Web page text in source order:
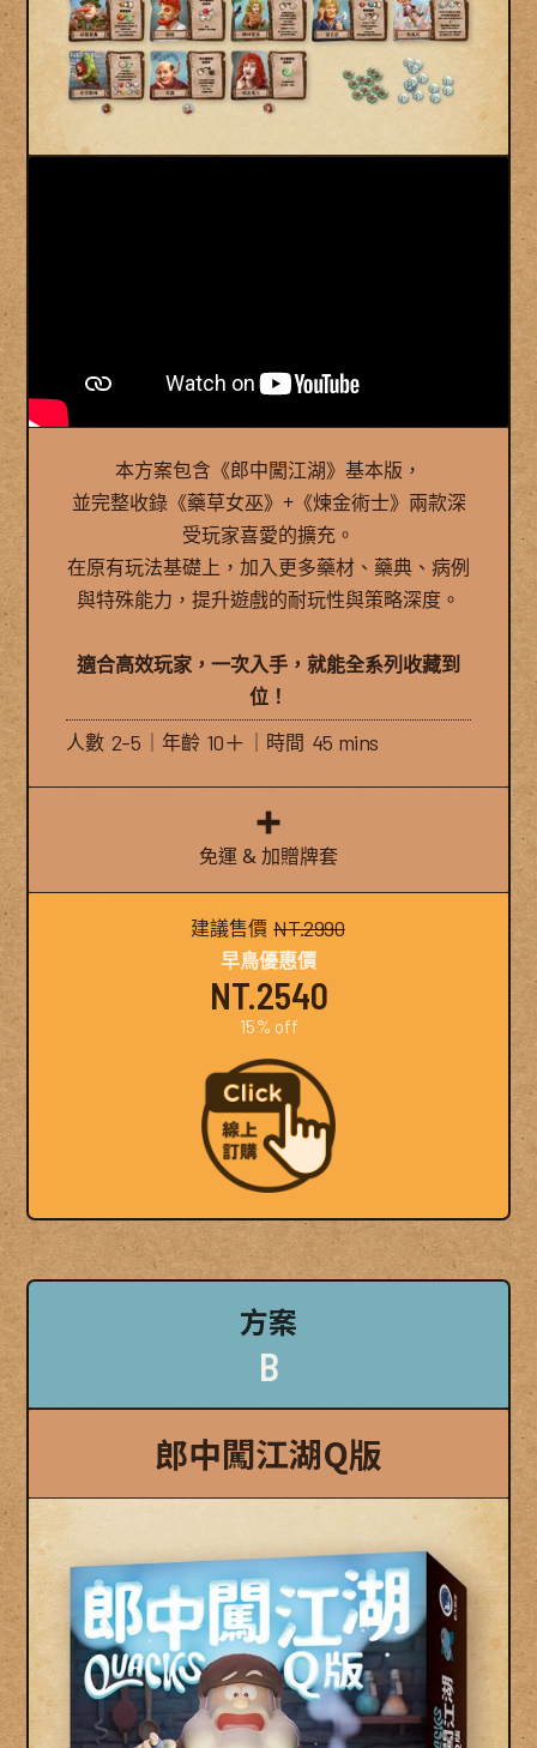
本方案包含《郎中闖江湖》基本版，
並完整收錄《藥草女巫》+《煉金術士》兩款深
受玩家喜愛的擴充。
在原有玩法基礎上，加入更多藥材、藥典、病例
與特殊能力，提升遊戲的耐玩性與策略深度。
適合高效玩家，一次入手，就能全系列收藏到
位！
人數 2-5 ｜年齡 10＋ ｜時間 45 mins
免運 & 加贈牌套
建議售價 NT.2990
早鳥優惠價
NT.2540
15% off
方案
B
郎中闖江湖Q版